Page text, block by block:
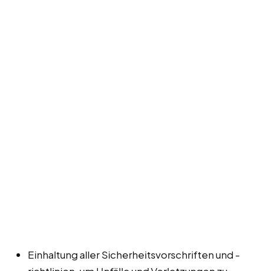
Einhaltung aller Sicherheitsvorschriften und -